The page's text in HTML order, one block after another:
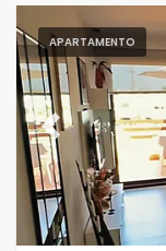
APARTAMENTO
Previous